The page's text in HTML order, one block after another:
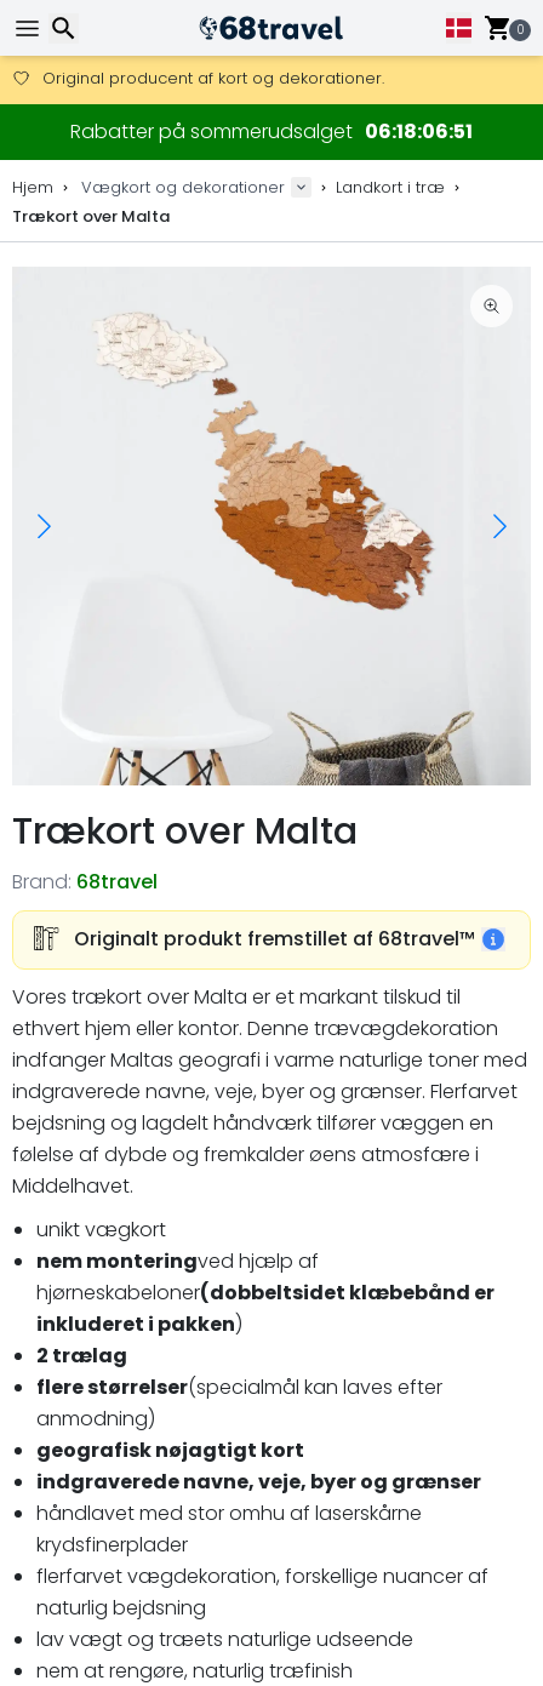
0
Få fri fragt på ordrer over 1 500 kr.
DHL Express fra dag til dag er også tilgængelig.
30 dages returret, 90 dage for trækort og dekorationer.
Original producent af kort og dekorationer.
Rabatter på sommerudsalget 06180650
Hjem Vægkort og dekorationer
Landkort i træ
Trækort over Malta
Trækort over Malta
Brand: 68travel
Originalt produkt fremstillet af 68travel™️
Vores trækort over Malta er et markant tilskud til
ethvert hjem eller kontor. Denne trævægdekoration
indfanger Maltas geografi i varme naturlige toner med
indgraverede navne, veje, byer og grænser. Flerfarvet
bejdsning og lagdelt håndværk tilfører væggen en
følelse af dybde og fremkalder øens atmosfære i
Middelhavet.
unikt vægkort
nem monteringved hjælp af
hjørneskabeloner(dobbeltsidet klæbebånd er
inkluderet i pakken)
2 trælag
flere størrelser(specialmål kan laves efter
anmodning)
geografisk nøjagtigt kort
indgraverede navne, veje, byer og grænser
håndlavet med stor omhu af laserskårne
krydsfinerplader
flerfarvet vægdekoration, forskellige nuancer af
naturlig bejdsning
lav vægt og træets naturlige udseende
nem at rengøre, naturlig træfinish
Søg efter
Søg efter